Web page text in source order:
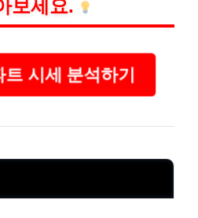
보세요.
시세 분석하기